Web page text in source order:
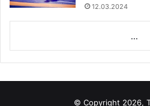
12.03.2024
...
© Copyright 2026,